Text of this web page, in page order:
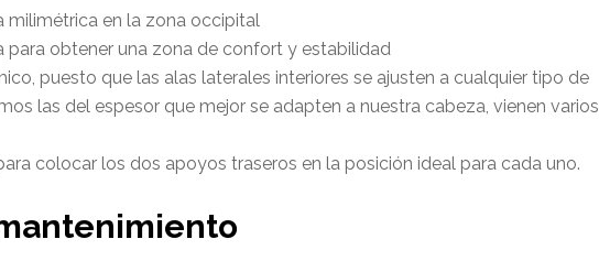
milimétrica en la zona occipital
para obtener una zona de confort y estabilidad
puesto que las alas laterales interiores se ajusten a cualquier tipo de
las del espesor que mejor se adapten a nuestra cabeza, vienen varios
colocar los dos apoyos traseros en la posición ideal para cada uno.